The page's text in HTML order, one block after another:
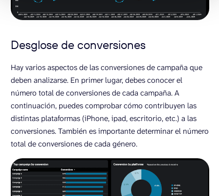
Desglose de conversiones
Hay varios aspectos de las conversiones de campaña que
deben analizarse. En primer lugar, debes conocer el
número total de conversiones de cada campaña. A
continuación, puedes comprobar cómo contribuyen las
distintas plataformas (iPhone, ipad, escritorio, etc.) a las
conversiones. También es importante determinar el número
total de conversiones de cada género.